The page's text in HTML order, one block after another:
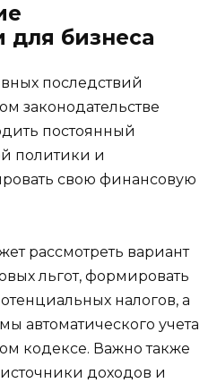
для бизнеса
последствий
законодательстве
постоянный
политики и
свою финансовую
рассмотреть вариант
льгот, формировать
налогов, а
автоматического учета
кодексе. Важно также
доходов и